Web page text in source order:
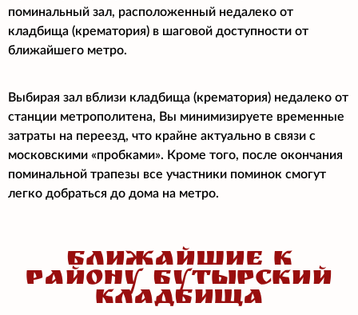
поминальный зал, расположенный недалеко от
кладбища (крематория) в шаговой доступности от
ближайшего метро.
Выбирая зал вблизи кладбища (крематория) недалеко от
станции метрополитена, Вы минимизируете временные
затраты на переезд, что крайне актуально в связи с
московскими «пробками». Кроме того, после окончания
поминальной трапезы все участники поминок смогут
легко добраться до дома на метро.
БЛИЖАЙШИЕ К
РАЙОНУ БУТЫРСКИЙ
КЛАДБИЩА